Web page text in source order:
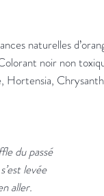
naturelles
noir non
Hortensia,
du passé
levée
aller.